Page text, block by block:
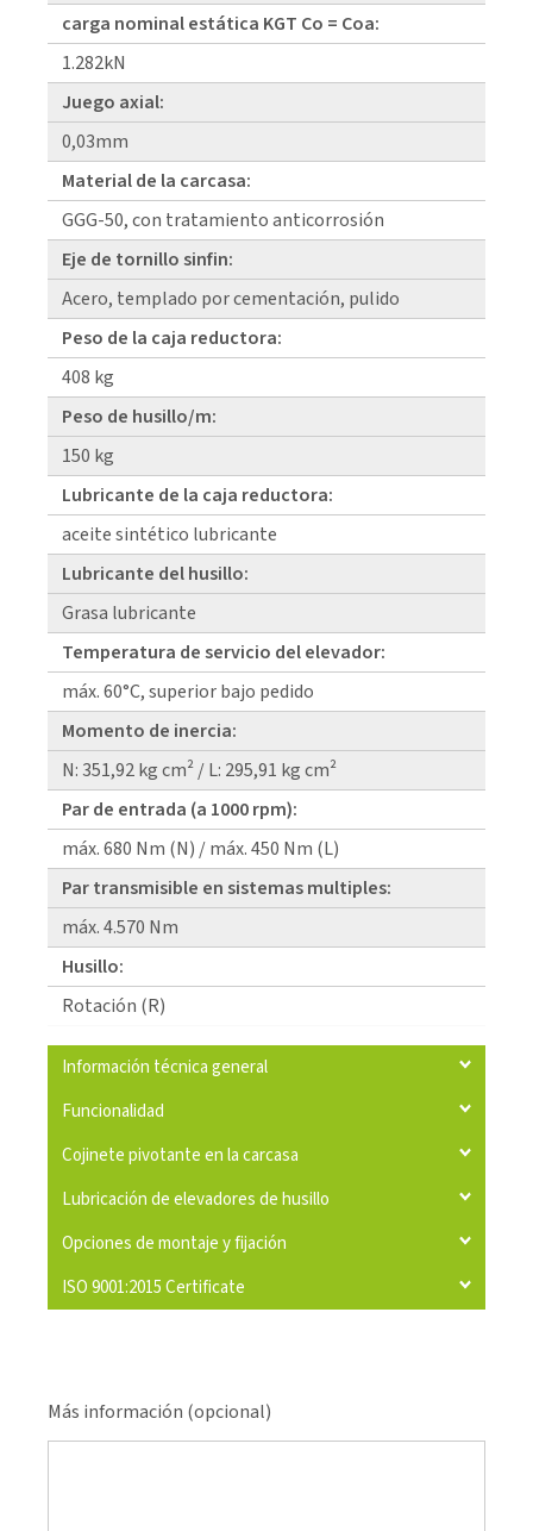
carga nominal estática KGT Co = Coa:
1.282kN
Juego axial:
0,03mm
Material de la carcasa:
GGG-50, con tratamiento anticorrosión
Eje de tornillo sinfin:
Acero, templado por cementación, pulido
Peso de la caja reductora:
408 kg
Peso de husillo/m:
150 kg
Lubricante de la caja reductora:
aceite sintético lubricante
Lubricante del husillo:
Grasa lubricante
Temperatura de servicio del elevador:
máx. 60°C, superior bajo pedido
Momento de inercia:
N: 351,92 kg cm² / L: 295,91 kg cm²
Par de entrada (a 1000 rpm):
máx. 680 Nm (N) / máx. 450 Nm (L)
Par transmisible en sistemas multiples:
máx. 4.570 Nm
Husillo:
Rotación (R)
Información técnica general
Funcionalidad
Cojinete pivotante en la carcasa
Lubricación de elevadores de husillo
Opciones de montaje y fijación
ISO 9001:2015 Certificate
Más información (opcional)